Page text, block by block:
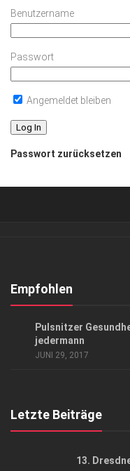
Benutzername
Passwort
Angemeldet bleiben
Passwort zurücksetzen
Kontakt, Impressum
Empfohlen
Pulsnitzer
jedermann
JUNI 29, 2017
Letzte Beiträge
13.